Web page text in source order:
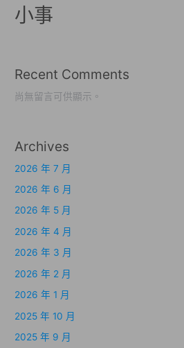
小事
Recent Comments
尚無留言可供顯示。
Archives
2026 年 7 月
2026 年 6 月
2026 年 5 月
2026 年 4 月
2026 年 3 月
2026 年 2 月
2026 年 1 月
2025 年 10 月
2025 年 9 月